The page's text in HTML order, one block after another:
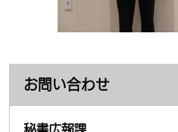
お問い合わせ